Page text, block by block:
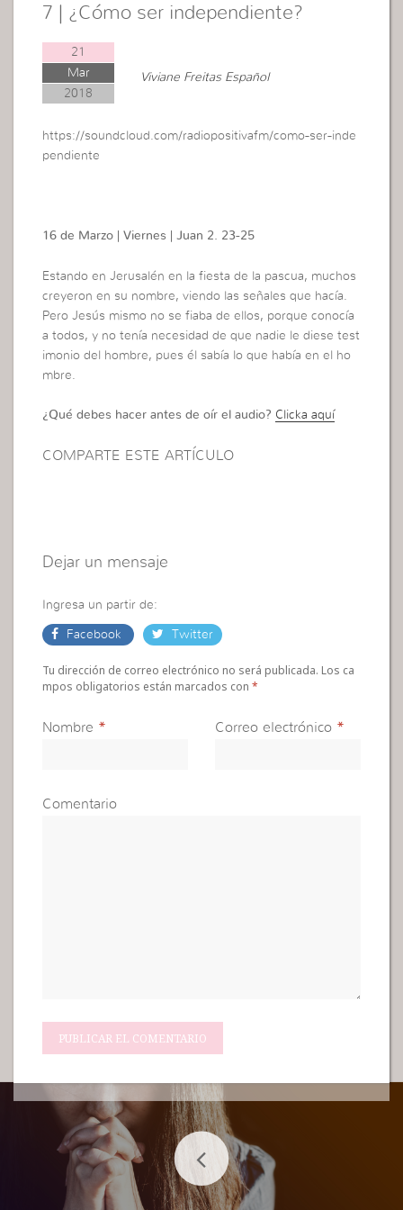
7 | ¿Cómo ser independiente?
21
Mar
2018
Viviane Freitas Español
https://soundcloud.com/radiopositivafm/como-ser-inde
pendiente
16 de Marzo | Viernes | Juan 2. 23-25
Estando en Jerusalén en la fiesta de la pascua, muchos
creyeron en su nombre, viendo las señales que hacía.
Pero Jesús mismo no se fiaba de ellos, porque conocía
a todos, y no tenía necesidad de que nadie le diese test
imonio del hombre, pues él sabía lo que había en el ho
mbre.
¿Qué debes hacer antes de oír el audio? Clicka aquí
COMPARTE ESTE ARTÍCULO
Dejar un mensaje
Ingresa un partir de:
Facebook Twitter
Tu dirección de correo electrónico no será publicada. Los ca
mpos obligatorios están marcados con*
Nombre * Correo electrónico *
Comentario